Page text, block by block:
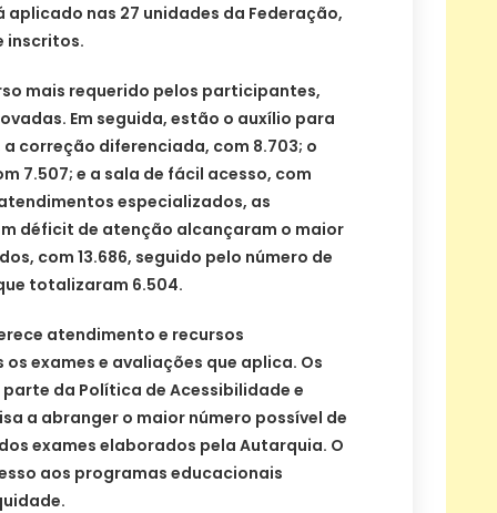
aplicado nas 27 unidades da Federação,
inscritos.
mais requerido pelos participantes,
Em seguida, estão o auxílio para
a correção diferenciada, com 8.703; o
7.507; e a sala de fácil acesso, com
especializados, as
déficit de atenção alcançaram o maior
com 13.686, seguido pelo número de
totalizaram 6.504.
atendimento e recursos
exames e avaliações que aplica. Os
da Política de Acessibilidade e
a abranger o maior número possível de
exames elaborados pela Autarquia. O
aos programas educacionais